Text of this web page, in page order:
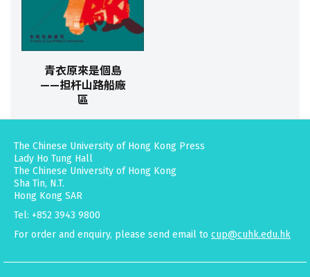
青衣原來是個島
——担杆山路船廠
區
The Chinese University of Hong Kong Press
Lady Ho Tung Hall
The Chinese University of Hong Kong
Sha Tin, N.T.
Hong Kong SAR
Tel: +852 3943 9800
For order and enquiry, please send email to cup@cuhk.edu.hk